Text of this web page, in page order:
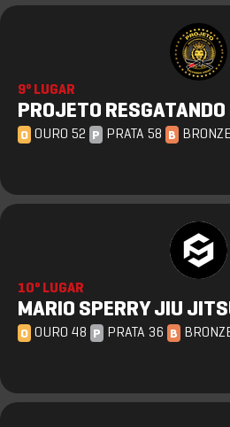
9º LUGAR
PROJETO
O OURO 52 P PRATA 58 B
10º LUGAR
MARIO SPERRY JIU
O OURO 48 P PRATA 36 B